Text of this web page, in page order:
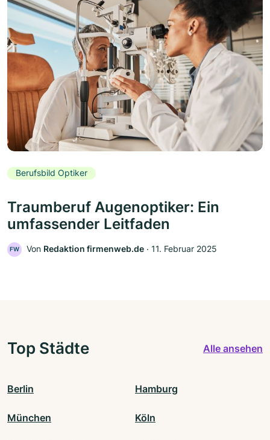
Berufsbild Optiker
Traumberuf Augenoptiker: Ein
umfassender Leitfaden
FW Von Redaktion firmenweb.de ‧ 11. Februar 2025
Top Städte Alle ansehen
Berlin Hamburg
München Köln